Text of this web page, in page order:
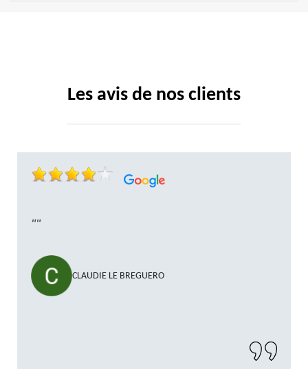
Les avis de nos clients
""
CLAUDIE LE BREGUERO